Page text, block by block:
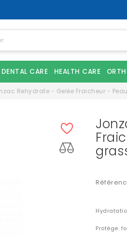
DENTAL CARE HEALTH CARE
Rehydrate - Gelée Fraicheur -
Protège.